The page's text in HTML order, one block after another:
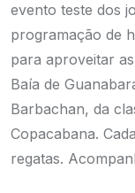
evento teste dos
programação de
para aproveitar
Baía de
Barbachan, da
Copacabana.
regatas.